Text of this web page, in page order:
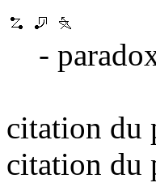
-
citation du
citation du